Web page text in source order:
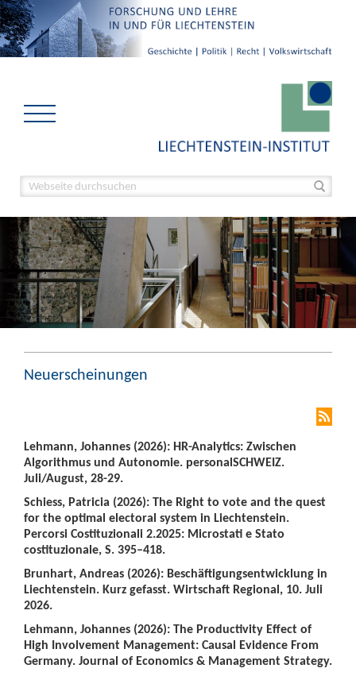
Neuerscheinungen
Lehmann, Johannes (2026): HR-Analytics: Zwischen
Algorithmus und Autonomie. personalSCHWEIZ.
Juli/August, 28-29.
Schiess, Patricia (2026): The Right to vote and the quest
for the optimal electoral system in Liechtenstein.
Percorsi Costituzionali 2.2025: Microstati e Stato
costituzionale, S. 395–418.
Brunhart, Andreas (2026): Beschäftigungsentwicklung in
Liechtenstein. Kurz gefasst. Wirtschaft Regional, 10. Juli
2026.
Lehmann, Johannes (2026): The Productivity Effect of
High Involvement Management: Causal Evidence From
Germany. Journal of Economics & Management Strategy.